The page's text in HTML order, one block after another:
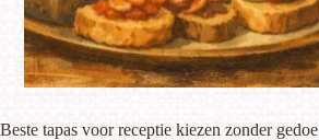
Beste tapas voor receptie kiezen zonder gedoe